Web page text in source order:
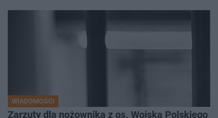
WIADOMOŚCI
Zarzuty dla nożownika z os. Wojska Polskiego